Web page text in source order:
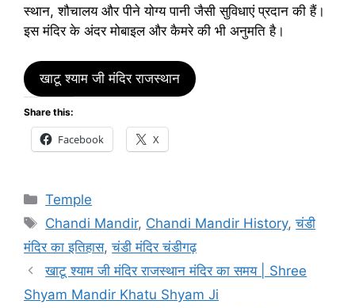
स्थान, शौचालय और पीने योग्य पानी जैसी सुविधाएं प्रदान की हैं।
इस मंदिर के अंदर मोबाइल और कैमरे की भी अनुमति है।
खाटू श्याम जी मंदिर राजस्थान
Share this:
Facebook X
Categories
Temple
Tags
Chandi Mandir, Chandi Mandir History,चंडी
मंदिर का इतिहास,चंडी मंदिर चंडीगढ़
खाटू श्याम जी मंदिर राजस्थान मंदिर का समय | Shree
Shyam Mandir Khatu Shyam Ji